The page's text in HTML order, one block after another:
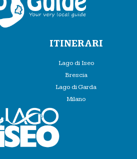
ITINERARI
Lago di Iseo
Brescia
Lago di Garda
Milano